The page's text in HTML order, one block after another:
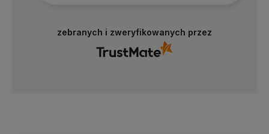
zebranych i zweryfikowanych przez